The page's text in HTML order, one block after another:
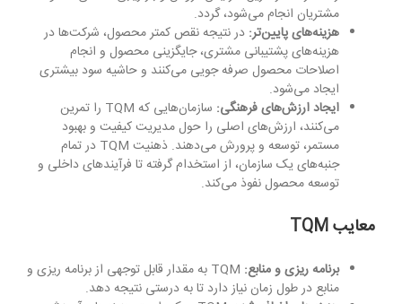
مشتریان انجام می‌شود، گردد.
هزینه‌های پایین‌تر: در نتیجه نقص کمتر محصول، شرکت‌ها در
هزینه‌های پشتیبانی مشتری، جایگزینی محصول و انجام
اصلاحات محصول صرفه جویی می‌کنند و حاشیه سود بیشتری
ایجاد می‌شود.
ایجاد ارزش‌های فرهنگی:
سازمان‌هایی که TQM را تمرین
می‌کنند، ارزش‌های اصلی را حول مدیریت کیفیت و بهبود
مستمر، توسعه و پرورش می‌دهند. ذهنیت TQM در تمام
جنبه‌های یک سازمان، از استخدام گرفته تا فرآیندهای داخلی و
توسعه محصول نفوذ می‌کند.
معایبTQM
برنامه ریزی و منابع:
TQM به مقدار قابل توجهی از برنامه ریزی و
منابع در طول زمان نیاز دارد تا به درستی نتیجه دهد.